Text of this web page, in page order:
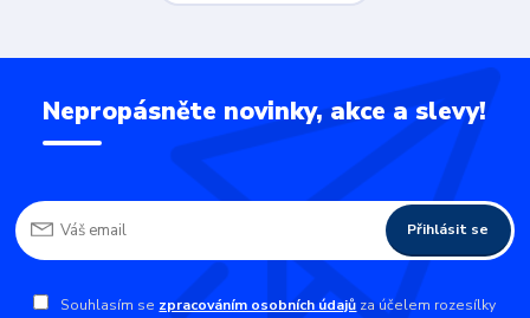
Nepropásněte novinky, akce a slevy!
Přihlásit se
Souhlasím se zpracováním osobních údajů za účelem rozesílky